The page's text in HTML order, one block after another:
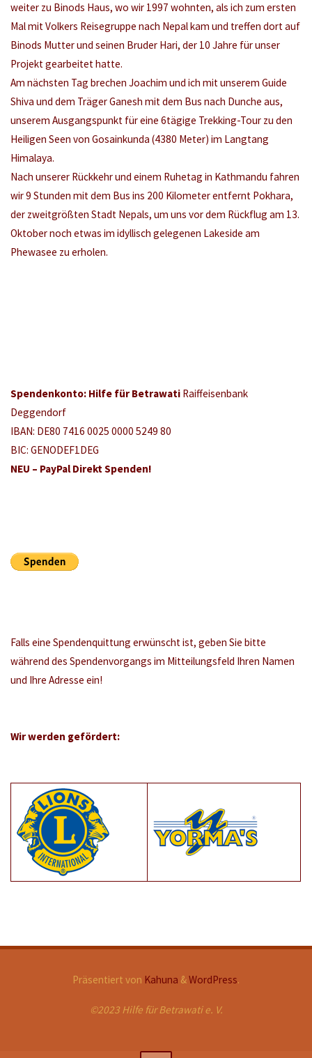
weiter zu Binods Haus, wo wir 1997 wohnten, als ich zum ersten
Mal mit Volkers Reisegruppe nach Nepal kam und treffen dort auf
Binods Mutter und seinen Bruder Hari, der 10 Jahre für unser
Projekt gearbeitet hatte.
Am nächsten Tag brechen Joachim und ich mit unserem Guide
Shiva und dem Träger Ganesh mit dem Bus nach Dunche aus,
unserem Ausgangspunkt für eine 6tägige Trekking-Tour zu den
Heiligen Seen von Gosainkunda (4380 Meter) im Langtang
Himalaya.
Nach unserer Rückkehr und einem Ruhetag in Kathmandu fahren
wir 9 Stunden mit dem Bus ins 200 Kilometer entfernt Pokhara,
der zweitgrößten Stadt Nepals, um uns vor dem Rückflug am 13.
Oktober noch etwas im idyllisch gelegenen Lakeside am
Phewasee zu erholen.
Spendenkonto: Hilfe für Betrawati Raiffeisenbank
Deggendorf
IBAN: DE80 7416 0025 0000 5249 80
BIC: GENODEF1DEG
NEU – PayPal Direkt Spenden!
Falls eine Spendenquittung erwünscht ist, geben Sie bitte
während des Spendenvorgangs im Mitteilungsfeld Ihren Namen
und Ihre Adresse ein!
Wir werden gefördert:
Präsentiert von Kahuna &WordPress.
©2023 Hilfe für Betrawati e. V.